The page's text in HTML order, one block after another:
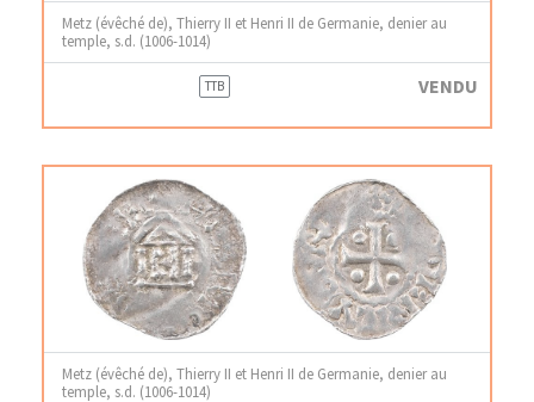
Metz (évêché de), Thierry II et Henri II de Germanie, denier au
temple, s.d. (1006-1014)
TTB VENDU
Metz (évêché de), Thierry II et Henri II de Germanie, denier au
temple, s.d. (1006-1014)